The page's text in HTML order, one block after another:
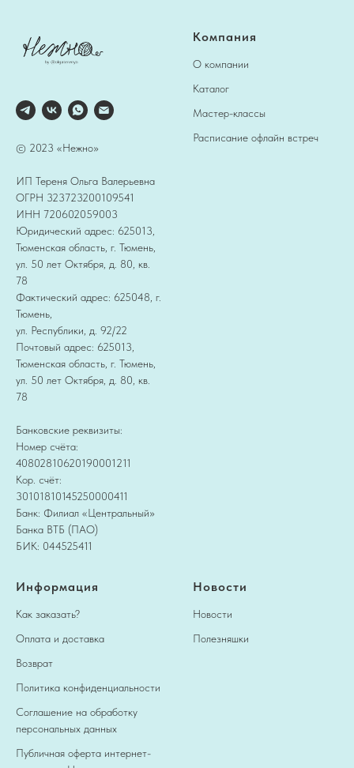
© 2023 «Нежно»
ИП Тереня Ольга Валерьевна
ОГРН 323723200109541
ИНН 720602059003
Юридический адрес: 625013,
Тюменская область, г. Тюмень,
ул. 50 лет Октября, д. 80, кв.
78
Фактический адрес: 625048, г.
Тюмень,
ул. Республики, д. 92/22
Почтовый адрес: 625013,
Тюменская область, г. Тюмень,
ул. 50 лет Октября, д. 80, кв.
78
Банковские реквизиты:
Номер счёта:
40802810620190001211
Кор. счёт:
30101810145250000411
Банк: Филиал «Центральный»
Банка ВТБ (ПАО)
БИК: 044525411
Компания
О компании
Каталог
Мастер-классы
Расписание офлайн встреч
Информация
Как заказать?
Оплата и доставка
Возврат
Политика конфиденциальности
Соглашение на обработку
персональных данных
Публичная оферта интернет-
Новости
Новости
Полезняшки